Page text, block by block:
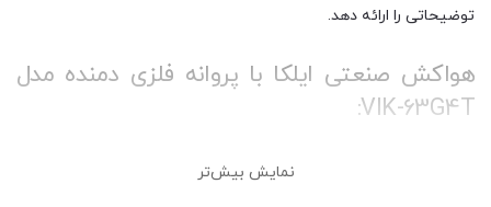
توضیحاتی را ارائه دهد.
هواکش صنعتی ایلکا با پروانه فلزی دمنده مدل
VIK-63G4T:
هواکش صنعتی یا تهویه صنعتی دستگاهی است که برای جا به جایی
نمایش بیش‌تر